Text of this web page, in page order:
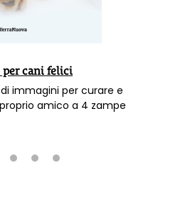
per cani felici
immagini per curare e
benessere al proprio amico a 4 zampe